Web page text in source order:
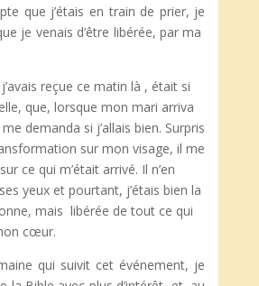
que j’étais en train de prier, je
je venais d’être libérée, par ma
reçue ce matin là , était si
que, lorsque mon mari arriva
demanda si j’allais bien. Surpris
sur mon visage, il me
ce qui m’était arrivé. Il n’en
yeux et pourtant, j’étais bien la
mais libérée de tout ce qui
cœur.
qui suivit cet événement, je